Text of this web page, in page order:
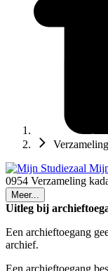
0954 Verzameling
Meer...
Uitleg bij
Een archieftoegang
archief.